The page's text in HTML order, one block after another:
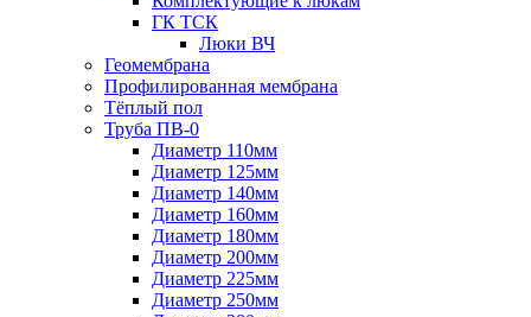
ГК ТСК
Люки ВЧ
Геомембрана
Профилированная мембрана
Тёплый пол
Труба ПВ-0
Диаметр 110мм
Диаметр 125мм
Диаметр 140мм
Диаметр 160мм
Диаметр 180мм
Диаметр 200мм
Диаметр 225мм
Диаметр 250мм